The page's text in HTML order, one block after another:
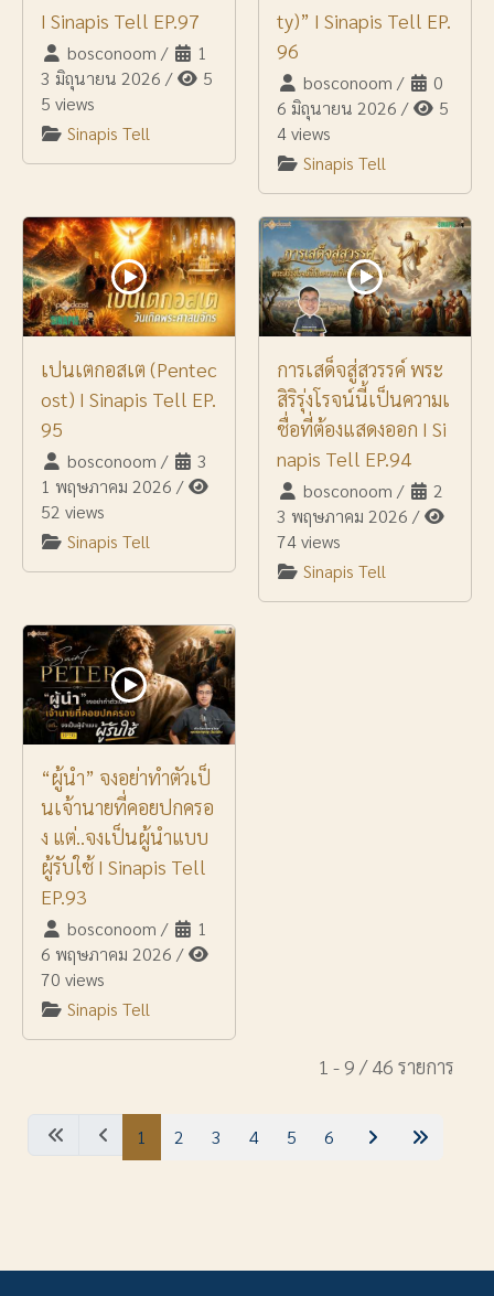
I Sinapis Tell EP.97
bosconoom /
1
3 มิถุนายน 2026 /
5
5 views
Sinapis Tell
ty)” I Sinapis Tell EP.
96
bosconoom /
0
6 มิถุนายน 2026 /
5
4 views
Sinapis Tell
เปนเตกอสเต (Pentec
ost) I Sinapis Tell EP.
95
bosconoom /
3
1 พฤษภาคม 2026 /
52 views
Sinapis Tell
การเสด็จสู่สวรรค์ พระ
สิริรุ่งโรจน์นี้เป็นความเ
ชื่อที่ต้องแสดงออก I Si
napis Tell EP.94
bosconoom /
2
3 พฤษภาคม 2026 /
74 views
Sinapis Tell
“ผู้นำ” จงอย่าทำตัวเป็
นเจ้านายที่คอยปกครอ
ง แต่..จงเป็นผู้นำแบบ
ผู้รับใช้ I Sinapis Tell
EP.93
bosconoom /
1
6 พฤษภาคม 2026 /
70 views
Sinapis Tell
1 - 9 / 46 รายการ
1 2 3 4 5 6